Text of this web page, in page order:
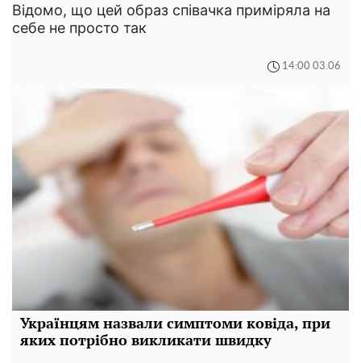
Відомо, що цей образ співачка приміряла на
себе не просто так
14:00 03.06
Українцям назвали симптоми ковіда, при
яких потрібно викликати швидку